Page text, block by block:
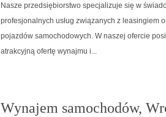
Nasze przedsiębiorstwo specjalizuje się w
profesjonalnych usług związanych z leasingiem
pojazdów samochodowych. W naszej ofercie
atrakcyjną ofertę wynajmu i...
Wynajem samochodów,